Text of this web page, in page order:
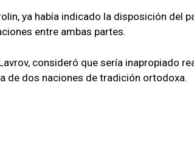
ya había indicado la disposición del
entre ambas partes.
consideró que sería inapropiado
de dos naciones de tradición ortodoxa.